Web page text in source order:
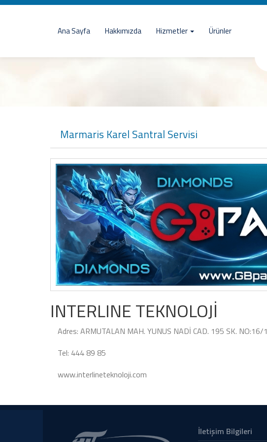
Ana Sayfa Hakkımızda Hizmetler Ürünler
Marmaris Karel Santral Servisi
INTERLINE TEKNOLOJİ
Adres: ARMUTALAN MAH. YUNUS NADİ CAD. 195 SK. NO:16/1
Tel: 444 89 85
www.interlineteknoloji.com
İletişim Bilgileri